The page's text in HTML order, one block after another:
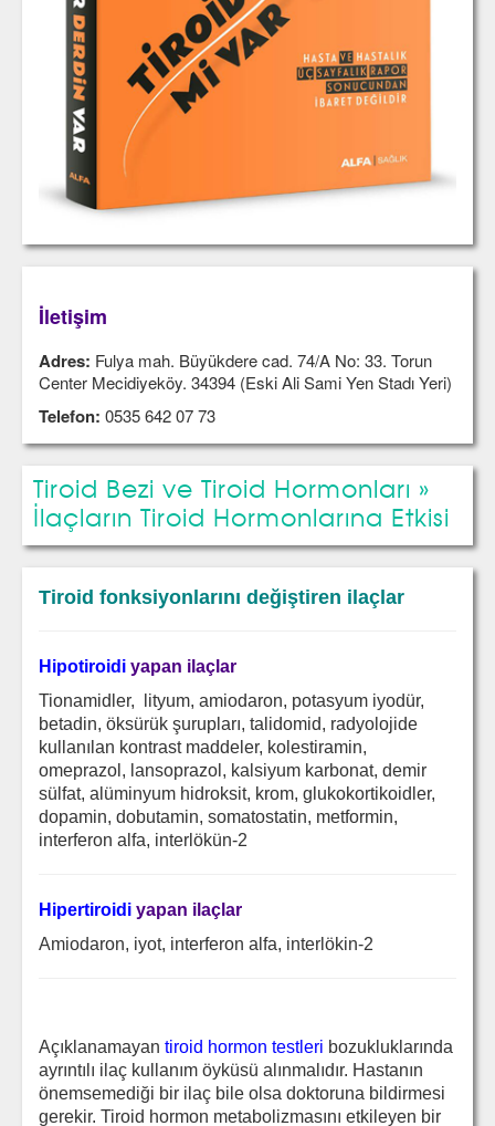
İletişim
Adres: Fulya mah. Büyükdere cad. 74/A No: 33. Torun
Center Mecidiyeköy. 34394 (Eski Ali Sami Yen Stadı Yeri)
Telefon: 0535 642 07 73
Tiroid Bezi ve Tiroid Hormonları »
İlaçların Tiroid Hormonlarına Etkisi
Tiroid fonksiyonlarını değiştiren ilaçlar
Hipotiroidi yapan ilaçlar
Tionamidler, lityum, amiodaron, potasyum iyodür,
betadin, öksürük şurupları, talidomid, radyolojide
kullanılan kontrast maddeler, kolestiramin,
omeprazol, lansoprazol, kalsiyum karbonat, demir
sülfat, alüminyum hidroksit, krom, glukokortikoidler,
dopamin, dobutamin, somatostatin, metformin,
interferon alfa, interlökün-2
Hipertiroidi yapan ilaçlar
Amiodaron, iyot, interferon alfa, interlökin-2
Açıklanamayan tiroid hormon testleri bozukluklarında
ayrıntılı ilaç kullanım öyküsü alınmalıdır. Hastanın
önemsemediği bir ilaç bile olsa doktoruna bildirmesi
gerekir. Tiroid hormon metabolizmasını etkileyen bir